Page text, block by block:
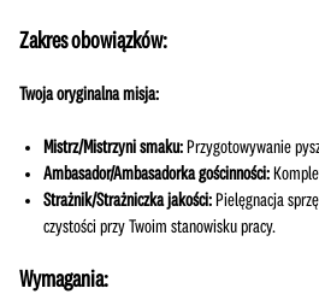
Zakres obowiązków:
Twoja oryginalna misja:
Mistrz/Mistrzyni smaku: Przygotowywanie
Ambasador/Ambasadorka gościnności:
Strażnik/Strażniczka jakości: Pielęgnacja
czystości przy Twoim stanowisku pracy.
Wymagania: